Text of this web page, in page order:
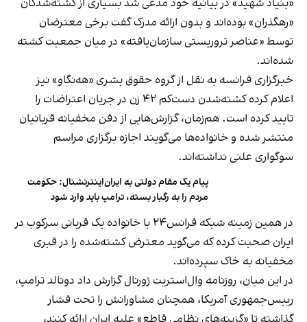
«بنیاد شهید» در بیانیه خود مدعی شد بسیاری از کشته‌شدگان
«رهگذران» بوده‌اند و بدون ارائه مدرک گفت برخی معترضان
توسط «عناصر تروریستی سازمان‌یافته» در میان جمعیت کشته
شده‌اند.
خبرگزاری فرانسه به نقل از گروه حقوق بشری «هه‌نگاو» نیز
اعلام کرده کشته‌شدن دست‌کم ۴۲ زن در جریان اعتراضات را
تایید کرده است. هم‌زمان، گزارش‌هایی از دفن مخفیانه قربانیان
منتشر شده و خانواده‌ها می‌گویند اجازه برگزاری مراسم
سوگواری علنی نداشته‌اند.
پیام یک مقام دولتی به ایران‌اینترنشنال: حکومت
مردم را به رگبار بسته، ترامپ باید وارد شود
در همین زمینه شبکه فرانس۲۴ با خانواده یک قربانی سرکوب در
ایران صحبت کرده که می‌گوید معترض کشته‌شده را در قبری
مخفیانه به خاک سپرده‌اند.
در این میان، روزنامه وال‌استریت ژورنال گزارش داد دونالد ترامپ،
ريیس‌جمهوری آمریکا، همچنان مشاورانش را تحت فشار